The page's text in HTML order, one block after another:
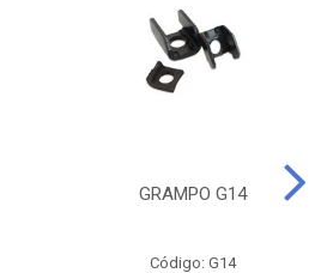
GRAMPO G14
Código: G14